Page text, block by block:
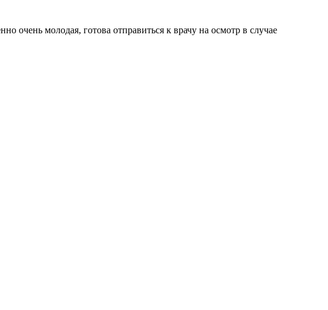
очень молодая, готова отправиться к врачу на осмотр в случае